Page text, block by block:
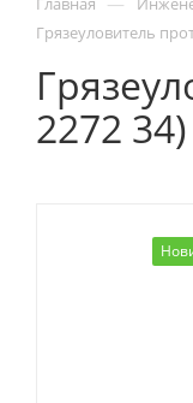
Грязеуловитель
2272 34)